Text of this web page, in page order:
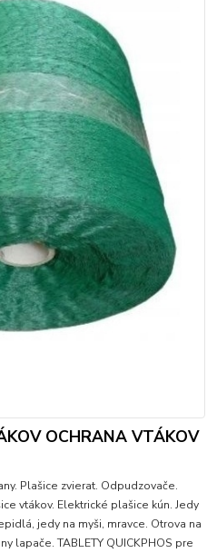
OCHRANA VTÁKOV
Plašice zvierat. Odpudzovače.
vtákov. Elektrické plašice kún. Jedy
jedy na myši, mravce. Otrova na
lapače. TABLETY QUICKPHOS pre